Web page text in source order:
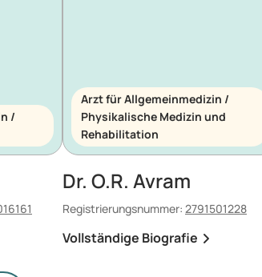
/
Arzt für Allgemeinmedizin /
Physikalische Medizin und
Rehabilitation
Dr. O.R. Avram
Registrierungsnummer: 2791501228
Vollständige Biografie